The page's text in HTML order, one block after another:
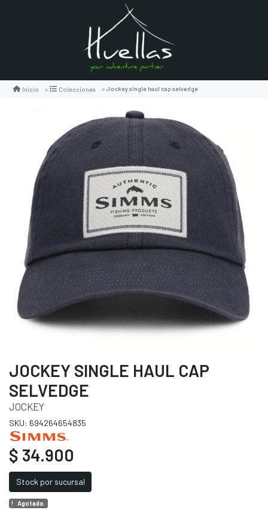
Inicio Colecciones Jockey single haul cap selvedge
JOCKEY SINGLE HAUL CAP
SELVEDGE
JOCKEY
SKU: 694264654835
$ 34.900
Stock por sucursal
Agotado.